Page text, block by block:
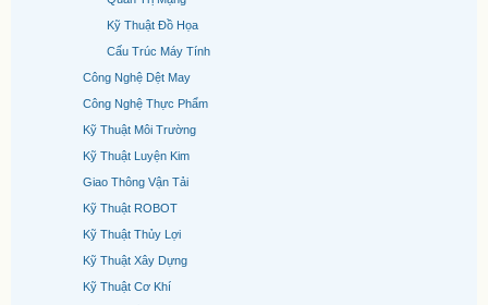
Kỹ Thuật Đồ Họa
Cấu Trúc Máy Tính
Công Nghệ Dệt May
Công Nghệ Thực Phẩm
Kỹ Thuật Môi Trường
Kỹ Thuật Luyện Kim
Giao Thông Vận Tải
Kỹ Thuật ROBOT
Kỹ Thuật Thủy Lợi
Kỹ Thuật Xây Dựng
Kỹ Thuật Cơ Khí